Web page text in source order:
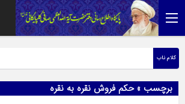
کلام ناب
برچسب » حکم فروش نقره به نقره